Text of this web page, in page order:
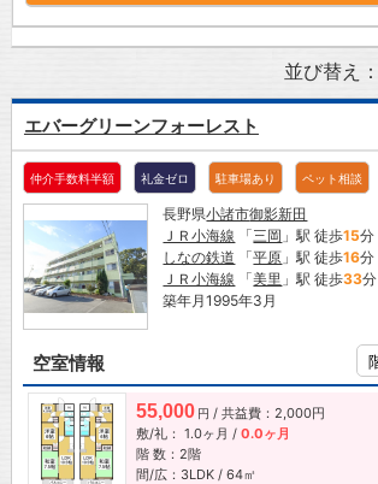
並び替え：
エバーグリーンフォーレスト
仲介手数料半額 礼金ゼロ 駐車場あり ペット相談
長野県小諸市御影新田
ＪＲ小海線 「三岡 」駅 徒歩15分
しなの鉄道 「平原 」駅 徒歩16分
ＪＲ小海線 「美里 」駅 徒歩33分
築年月1995年3月
空室情報
55,000 円 / 共益費：2,000円
敷/礼： 1.0ヶ月 / 0.0ヶ月
階 数：2階
間/広：3LDK / 64㎡